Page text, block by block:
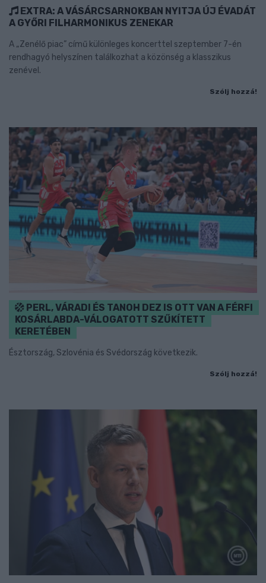
EXTRA: A VÁSÁRCSARNOKBAN NYITJA ÚJ ÉVADÁT
A GYŐRI FILHARMONIKUS ZENEKAR
A „Zenélő piac” című különleges koncerttel szeptember 7-én
rendhagyó helyszínen találkozhat a közönség a klasszikus
zenével.
Szólj hozzá!
PERL, VÁRADI ÉS TANOH DEZ IS OTT VAN A FÉRFI
KOSÁRLABDA-VÁLOGATOTT SZŰKÍTETT
KERETÉBEN
Észtország, Szlovénia és Svédország következik.
Szólj hozzá!